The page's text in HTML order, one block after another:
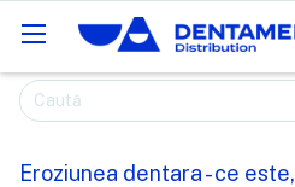
Caută
Eroziunea dentara - ce